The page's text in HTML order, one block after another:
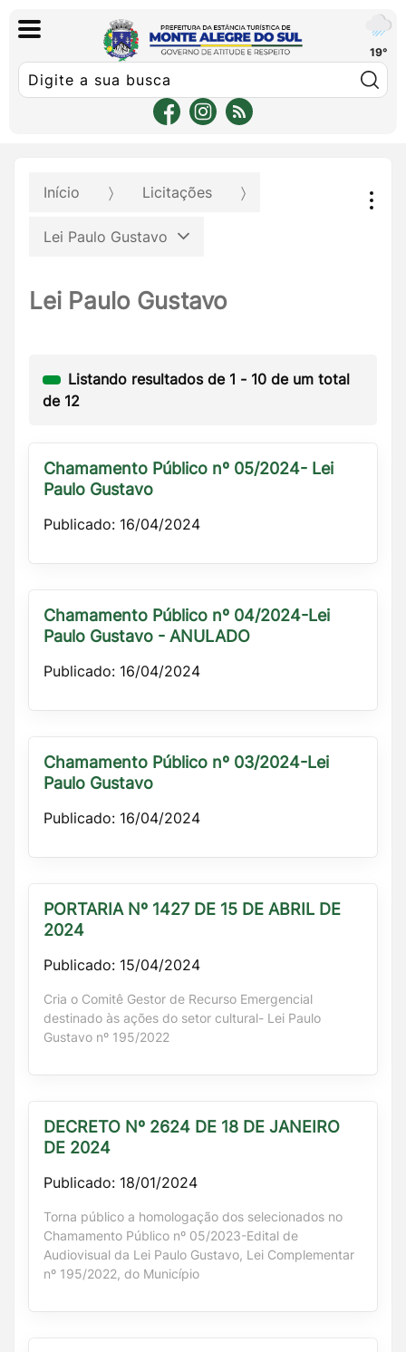
19°
Início Licitações
Lei Paulo Gustavo
Lei Paulo Gustavo
Listando resultados de 1 - 10 de um total
de 12
Chamamento Público nº 05/2024- Lei
Paulo Gustavo
Publicado: 16/04/2024
Chamamento Público nº 04/2024-Lei
Paulo Gustavo - ANULADO
Publicado: 16/04/2024
Chamamento Público nº 03/2024-Lei
Paulo Gustavo
Publicado: 16/04/2024
PORTARIA Nº 1427 DE 15 DE ABRIL DE
2024
Publicado: 15/04/2024
Cria o Comitê Gestor de Recurso Emergencial
destinado às ações do setor cultural- Lei Paulo
Gustavo nº 195/2022
DECRETO Nº 2624 DE 18 DE JANEIRO
DE 2024
Publicado: 18/01/2024
Torna público a homologação dos selecionados no
Chamamento Público nº 05/2023-Edital de
Audiovisual da Lei Paulo Gustavo, Lei Complementar
nº 195/2022, do Município